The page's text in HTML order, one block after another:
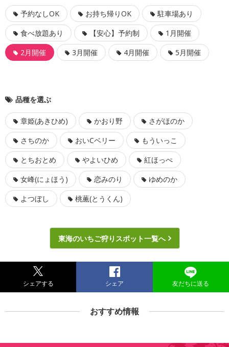
予約なしOK お持ち帰りOK
駐車場あり
食べ放題あり
【安心】予約制
1月開催
2月開催
3月開催 4月開催 5月開催
品種を選ぶ
章姫(あきひめ) かおり野
さがほのか
さちのか
おいCベリー
もういっこ
とちおとめ
やよいひめ
紅ほっぺ
女峰(にょほう)
恋みのり
ゆめのか
よつぼし
桃薫(とうくん)
東海のいちご狩りスポット一覧へ
シェアする シェア 友だちに送る
おすすめ情報